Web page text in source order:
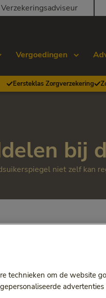
Verzekeringsadviseur
Vergoedingen
Eersteklas Zorgverzekering
bij
niet zelf kan
volgt een doorgestuurde
technieken om de website